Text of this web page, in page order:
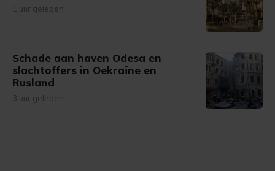
1 uur geleden
Schade aan haven Odesa en
slachtoffers in Oekraïne en
Rusland
3 uur geleden